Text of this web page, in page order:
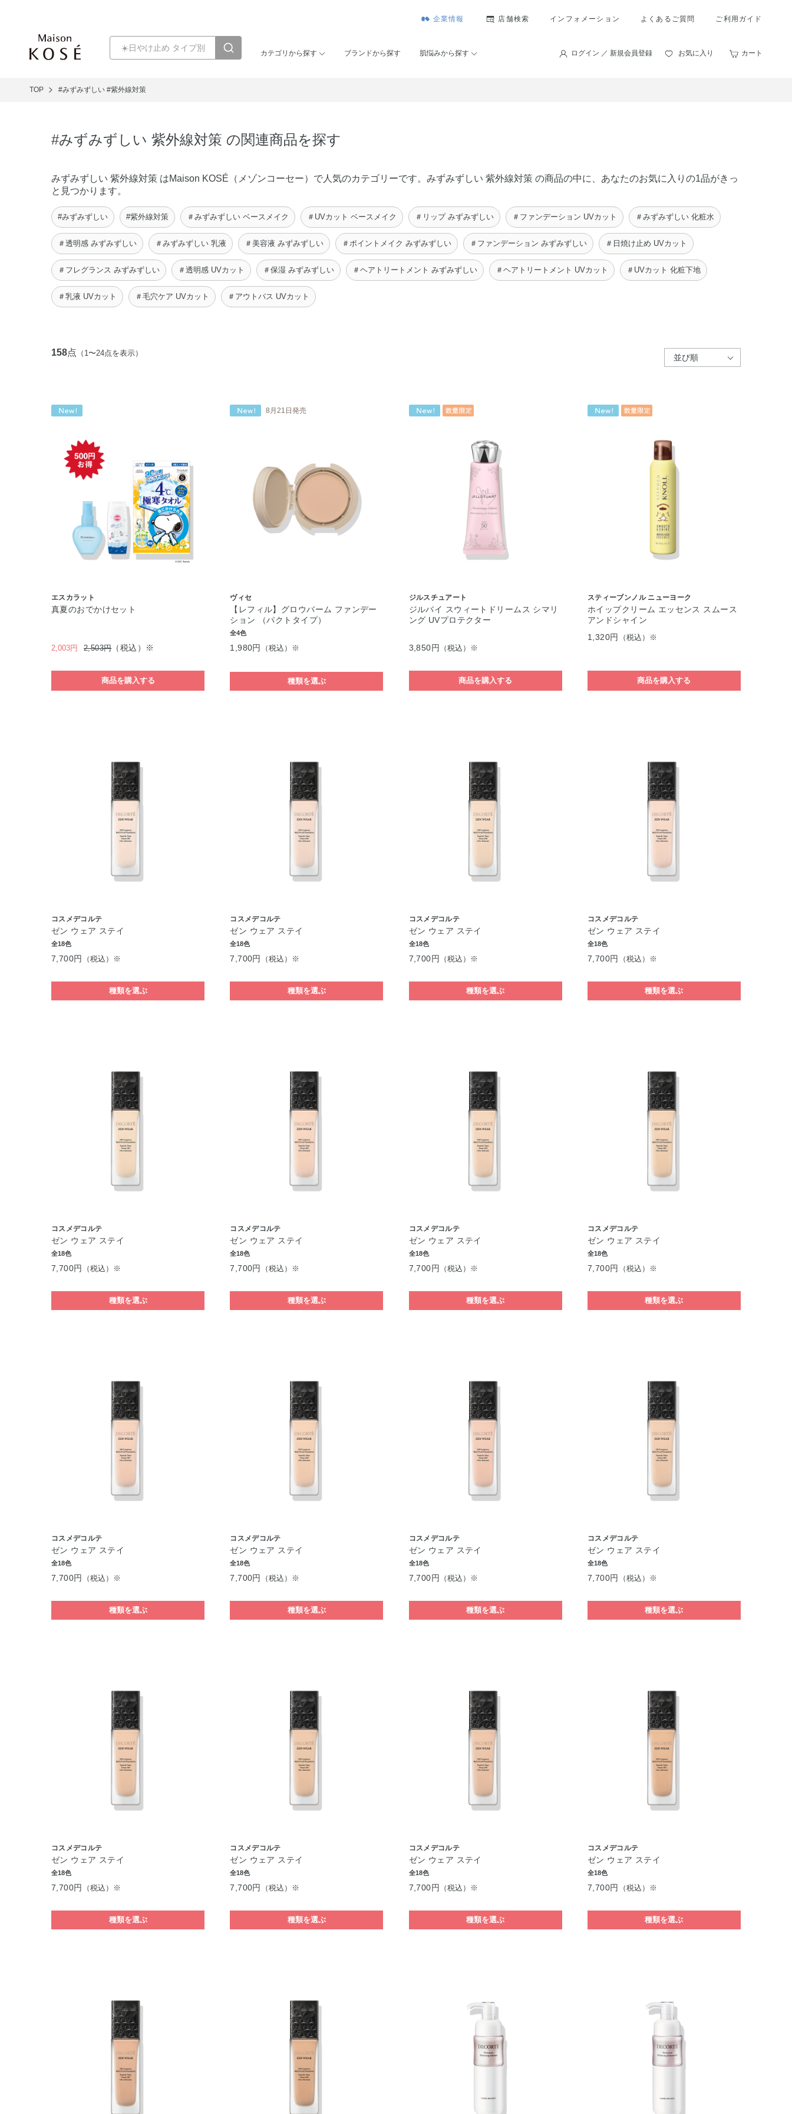
企業情報 店舗検索 インフォメーション よくあるご質問 ご利用ガイド
カテゴリから探す ブランドから探す 肌悩みから探す ログイン ／ 新規会員登録 お気に入り カート
TOP #みずみずしい #紫外線対策
#みずみずしい 紫外線対策 の関連商品を探す
みずみずしい 紫外線対策 はMaison KOSÉ（メゾンコーセー）で人気のカテゴリーです。みずみずしい 紫外線対策 の商品の中に、あなたのお気に入りの1品がきっ
と見つかります。
#みずみずしい #紫外線対策 ＃みずみずしい ベースメイク ＃UVカット ベースメイク ＃リップ みずみずしい ＃ファンデーション UVカット ＃みずみずしい 化粧水
＃透明感 みずみずしい ＃みずみずしい 乳液 ＃美容液 みずみずしい ＃ポイントメイク みずみずしい ＃ファンデーション みずみずしい ＃日焼け止め UVカット
＃フレグランス みずみずしい ＃透明感 UVカット ＃保湿 みずみずしい ＃ヘアトリートメント みずみずしい ＃ヘアトリートメント UVカット ＃UVカット 化粧下地
＃乳液 UVカット ＃毛穴ケア UVカット ＃アウトバス UVカット
158点 （1〜24点を表示）
エスカラット
真夏のおでかけセット
2,003円 2,503円（税込）※
商品を購入する
8月21日発売
ヴィセ
【レフィル】グロウバーム ファンデー
ション （パクトタイプ）
全4色
1,980円 （税込）※
種類を選ぶ
ジルスチュアート
ジルバイ スウィートドリームス シマリ
ング UVプロテクター
3,850円 （税込）※
商品を購入する
スティーブンノル ニューヨーク
ホイップクリーム エッセンス スムース
アンドシャイン
1,320円
（税込）※
商品を購入する
コスメデコルテ
ゼン ウェア ステイ
全18色
7,700円 （税込）※
種類を選ぶ
コスメデコルテ
ゼン ウェア ステイ
全18色
7,700円 （税込）※
種類を選ぶ
コスメデコルテ
ゼン ウェア ステイ
全18色
7,700円 （税込）※
種類を選ぶ
コスメデコルテ
ゼン ウェア ステイ
全18色
7,700円 （税込）※
種類を選ぶ
コスメデコルテ
ゼン ウェア ステイ
全18色
7,700円 （税込）※
種類を選ぶ
コスメデコルテ
ゼン ウェア ステイ
全18色
7,700円 （税込）※
種類を選ぶ
コスメデコルテ
ゼン ウェア ステイ
全18色
7,700円 （税込）※
種類を選ぶ
コスメデコルテ
ゼン ウェア ステイ
全18色
7,700円 （税込）※
種類を選ぶ
コスメデコルテ
ゼン ウェア ステイ
全18色
7,700円 （税込）※
種類を選ぶ
コスメデコルテ
ゼン ウェア ステイ
全18色
7,700円 （税込）※
種類を選ぶ
コスメデコルテ
ゼン ウェア ステイ
全18色
7,700円 （税込）※
種類を選ぶ
コスメデコルテ
ゼン ウェア ステイ
全18色
7,700円 （税込）※
種類を選ぶ
コスメデコルテ
ゼン ウェア ステイ
全18色
7,700円 （税込）※
種類を選ぶ
コスメデコルテ
ゼン ウェア ステイ
全18色
7,700円 （税込）※
種類を選ぶ
コスメデコルテ
ゼン ウェア ステイ
全18色
7,700円 （税込）※
種類を選ぶ
コスメデコルテ
ゼン ウェア ステイ
全18色
7,700円 （税込）※
種類を選ぶ